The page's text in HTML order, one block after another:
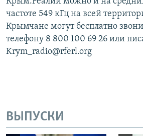
частоте 549 кГц на всей
Крымчане могут бесплатно
телефону 8 800 100 69 26 или
Krym_radio@rferl.org
ВЫПУСКИ